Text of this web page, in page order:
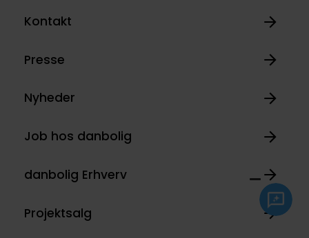
Kontakt
Presse
Nyheder
Job hos danbolig
danbolig Erhverv
Projektsalg